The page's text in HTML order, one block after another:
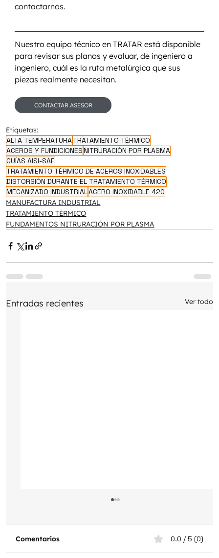
contactarnos.
Nuestro equipo técnico en TRATAR está disponible
para revisar sus planos y evaluar, de ingeniero a
ingeniero, cuál es la ruta metalúrgica que sus
piezas realmente necesitan.
CONTACTAR ASESOR
Etiquetas:
ALTA TEMPERATURA TRATAMIENTO TÉRMICO
ACEROS Y FUNDICIONESNITRURACIÓN POR PLASMA
GUÍAS AISI-SAE
TRATAMIENTO TÉRMICO DE ACEROS INOXIDABLES
DISTORSIÓN DURANTE EL TRATAMIENTO TÉRMICO
MECANIZADO INDUSTRIAL ACERO INOXIDABLE 420
MANUFACTURA INDUSTRIAL
TRATAMIENTO TÉRMICO
FUNDAMENTOS NITRURACIÓN POR PLASMA
Entradas recientes Ver todo
Comentarios 0.0 / 5 (0)